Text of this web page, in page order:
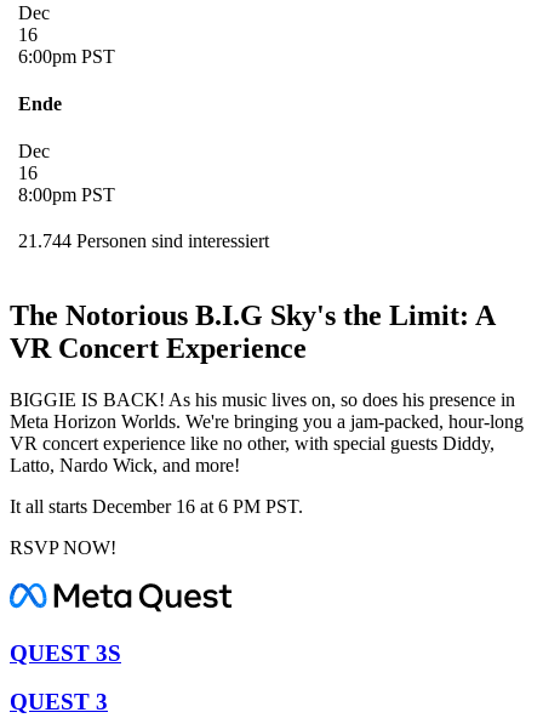
Dec
16
6:00pm PST
Ende
Dec
16
8:00pm PST
21.744 Personen sind interessiert
The Notorious B.I.G Sky's the Limit: A
VR Concert Experience
BIGGIE IS BACK! As his music lives on, so does his presence in
Meta Horizon Worlds. We're bringing you a jam-packed, hour-long
VR concert experience like no other, with special guests Diddy,
Latto, Nardo Wick, and more!
It all starts December 16 at 6 PM PST.
RSVP NOW!
QUEST 3S
QUEST 3